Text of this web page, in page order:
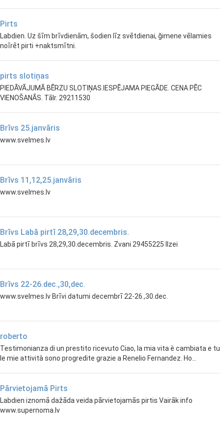
Pirts
Labdien. Uz šīm brīvdienām, šodien līz svētdienai, ğimene vēlamies
noīrēt pirti +naktsmītni.
pirts slotiņas
PIEDĀVĀJUMĀ BĒRZU SLOTIŅAS.IESPĒJAMA PIEGĀDE. CENA PĒC
VIENOŠANĀS. Tālr. 29211530
Brīvs 25.janvāris
www.svelmes.lv
Brīvs 11,12,25.janvāris
www.svelmes.lv
Brīvs Labā pirtī 28,29,30.decembris.
Labā pirtī brīvs 28,29,30.decembris. Zvani 29455225 Ilzei
Brīvs 22-26.dec.,30,dec.
www.svelmes.lv Brīvi datumi decembrī 22-26.,30.dec.
roberto
Testimonianza di un prestito ricevuto Ciao, la mia vita è cambiata e
le mie attività sono progredite grazie a Renelio Fernandez. Ho...
Pārvietojamā Pirts
Labdien iznomā dažāda veida pārvietojamās pirtis Vairāk info
www.supernoma.lv